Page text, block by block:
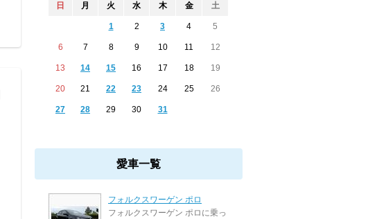
日 月 火 水 木 金 土
1 2 3 4 5
6 7 8 9 10 11 12
13 14 15 16 17 18 19
20 21 22 23 24 25 26
27 28 29 30 31
愛車一覧
フォルクスワーゲン ポロ
フォルクスワーゲン ポロに乗っ